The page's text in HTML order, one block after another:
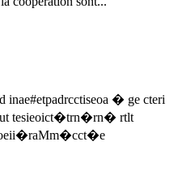
� ge cteri
tesieoict�trn�rn� rtlt
oeii�raMm�cct�e